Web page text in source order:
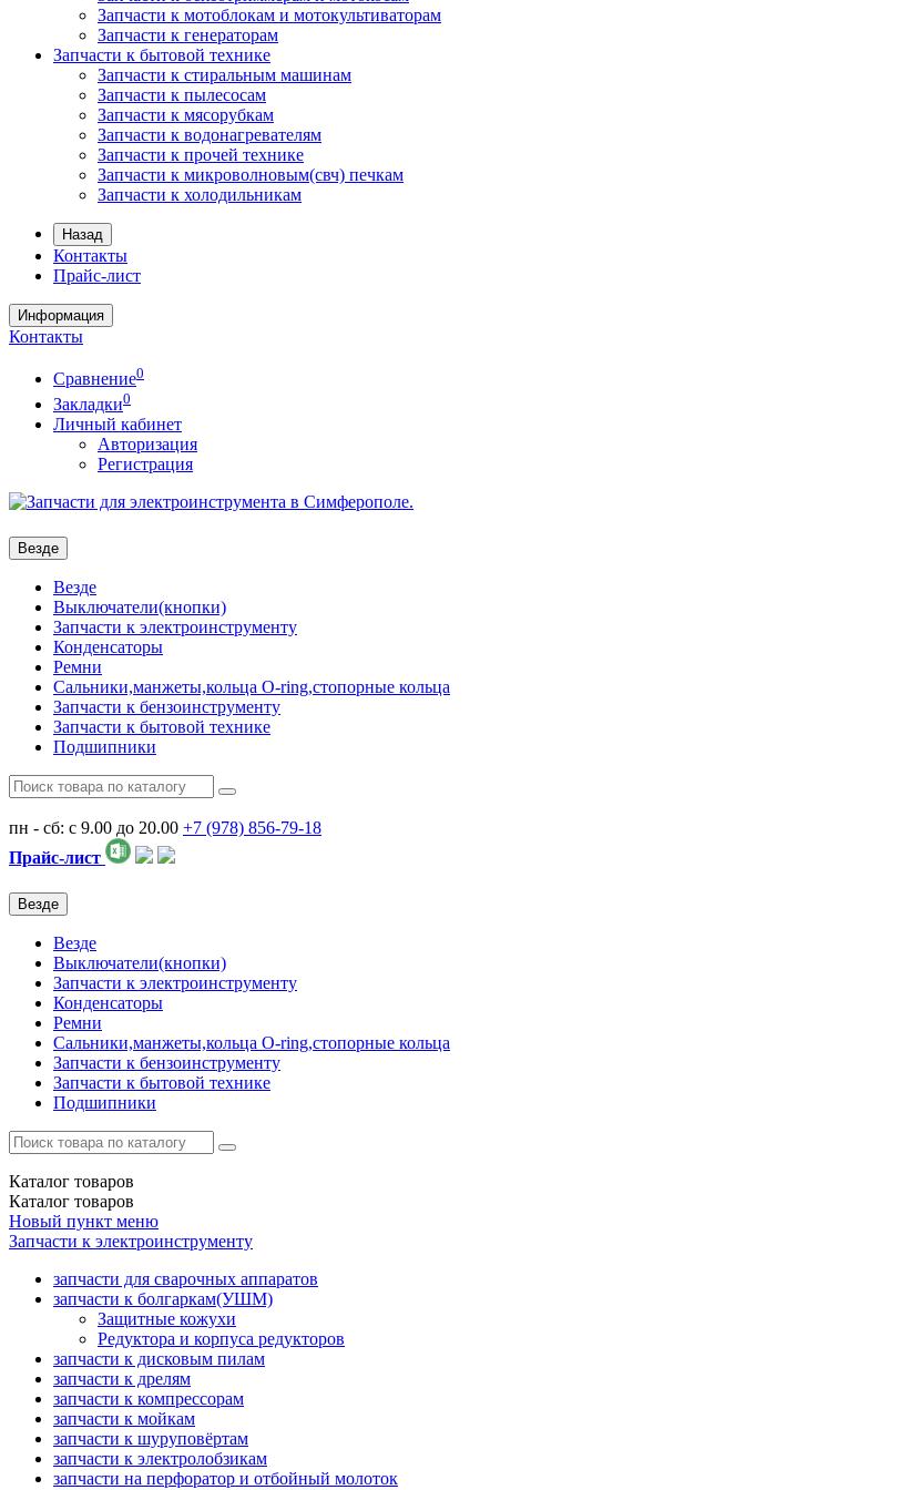
Запчасти к мотоблокам и мотокультиваторам
Запчасти к генераторам
Запчасти к бытовой технике
Запчасти к стиральным машинам
Запчасти к пылесосам
Запчасти к мясорубкам
Запчасти к водонагревателям
Запчасти к прочей технике
Запчасти к микроволновым(свч) печкам
Запчасти к холодильникам
Назад
Контакты
Прайс-лист
Информация
Контакты
Сравнение0
Закладки0
Личный кабинет
Авторизация
Регистрация
Везде
Везде
Выключатели(кнопки)
Запчасти к электроинструменту
Конденсаторы
Ремни
Сальники,манжеты,кольца О-ring,стопорные кольца
Запчасти к бензоинструменту
Запчасти к бытовой технике
Подшипники
пн - сб: с 9.00 до 20.00 +7 (978) 856-79-18
Прайс-лист
Везде
Везде
Выключатели(кнопки)
Запчасти к электроинструменту
Конденсаторы
Ремни
Сальники,манжеты,кольца О-ring,стопорные кольца
Запчасти к бензоинструменту
Запчасти к бытовой технике
Подшипники
Каталог товаров
Каталог товаров
Новый пункт меню
Запчасти к электроинструменту
запчасти для сварочных аппаратов
запчасти к болгаркам(УШМ)
Защитные кожухи
Редуктора и корпуса редукторов
запчасти к дисковым пилам
запчасти к дрелям
запчасти к компрессорам
запчасти к мойкам
запчасти к шуруповёртам
запчасти к электролобзикам
запчасти на перфоратор и отбойный молоток